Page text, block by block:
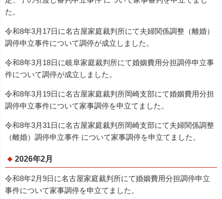
た。
令和8年3月17日に名古屋家庭裁判所にて夫婦関係調整（離婚）
調停申立事件について調停が成立しました。
令和8年3月18日に岐阜家庭裁判所にて婚姻費用分担調停申立事
件について調停が成立しました。
令和8年3月19日に名古屋家庭裁判所岡崎支部にて婚姻費用分担
調停申立事件について家事調停を申立てました。
令和8年3月31日に名古屋家庭裁判所岡崎支部にて夫婦関係調整
（離婚）調停申立事件 について家事調停を申立てました。
2026年2月
令和8年2月9日に名古屋家庭裁判所にて婚姻費用分担調停申立
事件について家事調停を申立てました。